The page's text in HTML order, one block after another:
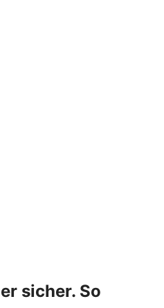
sicher. So